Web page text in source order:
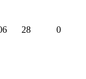
28 0